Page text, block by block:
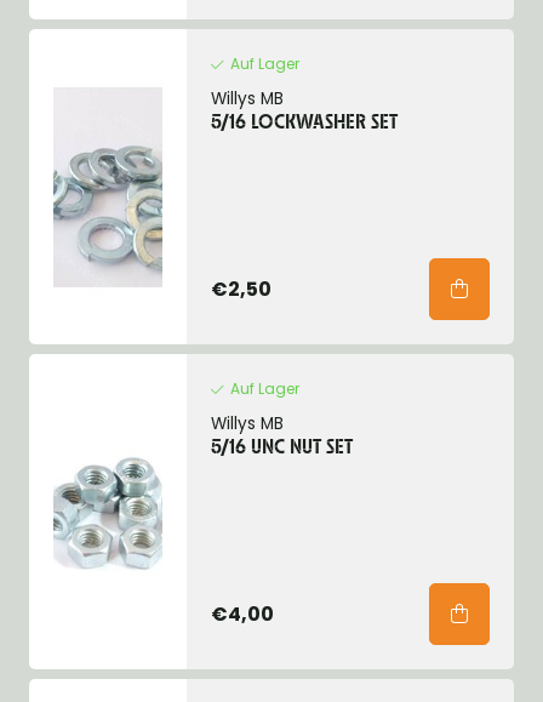
Auf Lager
Willys MB
5/16 LOCKWASHER SET
€2,50
Auf Lager
Willys MB
5/16 UNC NUT SET
€4,00